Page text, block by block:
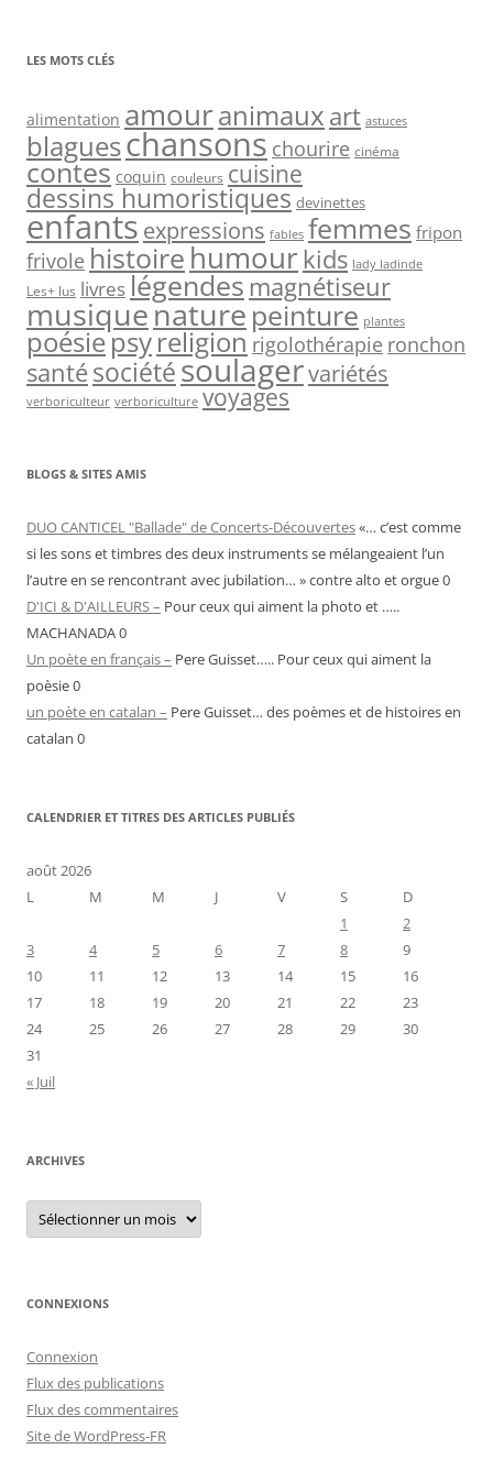
LES MOTS CLÉS
alimentation amouranimaux art astuces
blagueschansons chourire cinéma
contes coquin couleurs cuisine
dessins humoristiques devinettes
enfantsexpressions fables femmes fripon
frivole histoire humour kids lady ladinde
Les+ lus livreslégendes magnétiseur
musiquenature peinture plantes
poésiepsyreligion rigolothérapie ronchon
santésociétésoulagervariétés
verboriculteur verboriculture voyages
BLOGS & SITES AMIS
DUO CANTICEL "Ballade" de Concerts-Découvertes«… c’est comme
si les sons et timbres des deux instruments se mélangeaient l’un
l’autre en se rencontrant avec jubilation… » contre alto et orgue 0
D'ICI & D'AILLEURS – Pour ceux qui aiment la photo et …..
MACHANADA 0
Un poète en français – Pere Guisset….. Pour ceux qui aiment la
poèsie 0
un poète en catalan – Pere Guisset… des poèmes et de histoires en
catalan 0
CALENDRIER ET TITRES DES ARTICLES PUBLIÉS
août 2026
L
M M J V S
D
1
2
3
4 5 6 7 8
9
10
11 12 13 14 15
16
17
18 19 20 21 22
23
24
25 26 27 28 29
30
31
« Juil
ARCHIVES
Archives
CONNEXIONS
Connexion
Flux des publications
Flux des commentaires
Site de WordPress-FR